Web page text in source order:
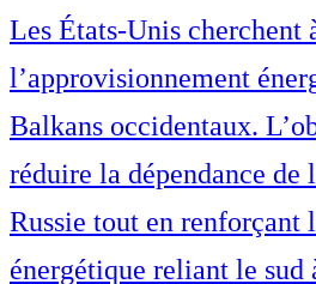
Les États-Unis cherchent
l’approvisionnement
Balkans occidentaux.
réduire la dépendance de
Russie tout en renforçant
énergétique reliant le sud